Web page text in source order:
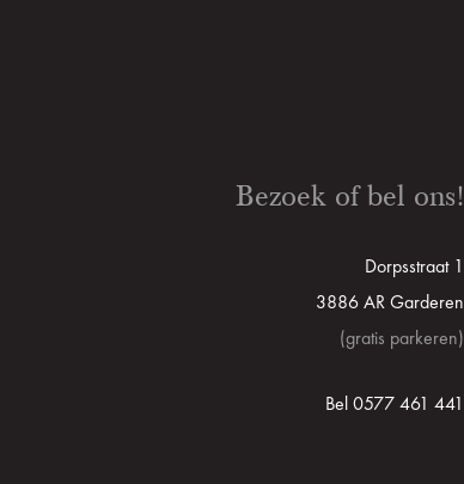
Bezoek of bel ons!
Dorpsstraat 1
3886 AR Garderen
(gratis parkeren)
Bel 0577 461 441